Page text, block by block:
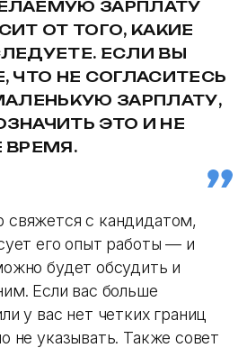
ЗАРПЛАТУ
ОТ ТОГО, КАКИЕ
ЕСЛИ ВЫ
ЧТО НЕ СОГЛАСИТЕСЬ
ЗАРПЛАТУ,
ЭТО И НЕ
ВРЕМЯ.
свяжется с кандидатом,
его опыт работы — и
будет обсудить и
Если вас больше
у вас нет четких границ
не указывать. Также совет